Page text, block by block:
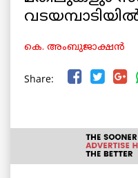
കെ. അംബുജാക്ഷന്‍
Share: